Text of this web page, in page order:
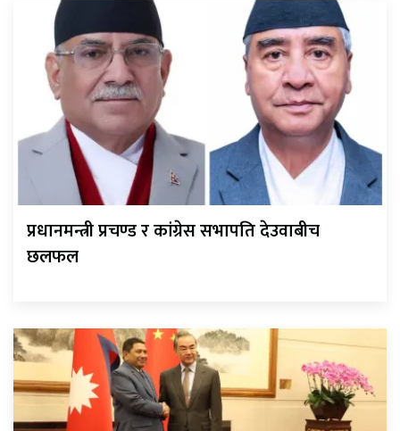
प्रधानमन्त्री प्रचण्ड र कांग्रेस सभापति देउवाबीच
छलफल